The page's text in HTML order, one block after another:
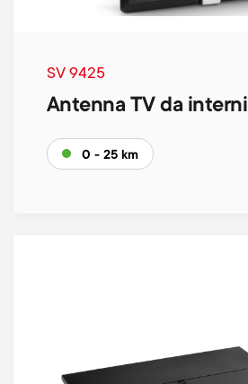
SV 9425
Antenna TV da interni
0 - 25 km